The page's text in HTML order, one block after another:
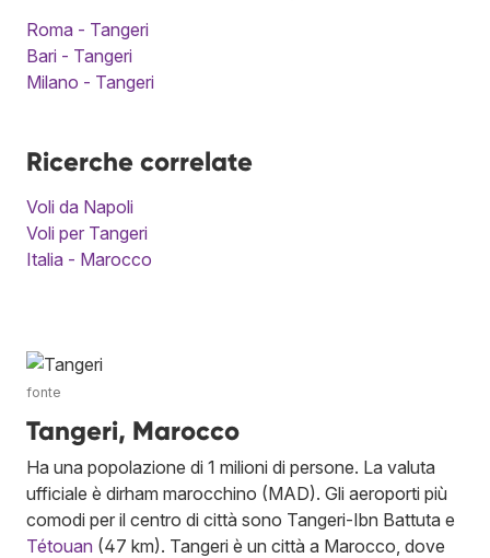
Roma - Tangeri
Bari - Tangeri
Milano - Tangeri
Ricerche correlate
Voli da Napoli
Voli per Tangeri
Italia - Marocco
fonte
Tangeri, Marocco
Ha una popolazione di 1 milioni di persone. La valuta
ufficiale è dirham marocchino (MAD). Gli aeroporti più
comodi per il centro di città sono Tangeri-Ibn Battuta e
Tétouan (47 km). Tangeri è un città a Marocco, dove